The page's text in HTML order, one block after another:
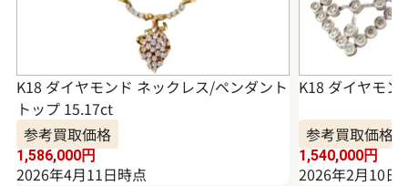
K18 ダイヤモンド ネックレス/ペンダント
トップ 15.17ct
参考買取価格
1,586,000円
2026年4月11日時点
K18 ダイヤモン
参考買取価格
1,540,000円
2026年2月10日